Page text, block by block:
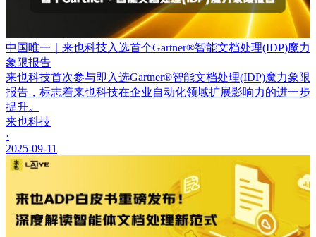
中国唯一｜来也科技入选首个Gartner®智能文档处理(IDP)魔力
象限报告
来也科技首次参与即入选Gartner®智能文档处理(IDP)魔力象限
报告，标志着来也科技在企业自动化领域扩展影响力的进一步
提升。
来也科技
·
2025-09-11